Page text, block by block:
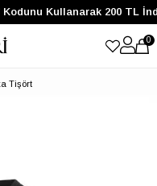
Kullanarak 200 TL
0
Tişört